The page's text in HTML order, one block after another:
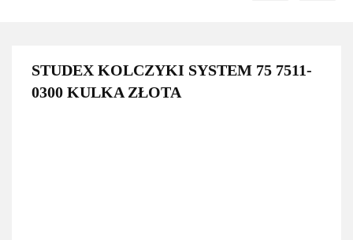
STUDEX KOLCZYKI SYSTEM 75 7511-
0300 KULKA ZŁOTA